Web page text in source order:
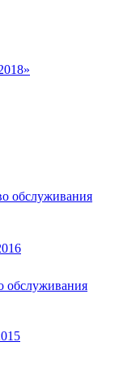
обслуживания
обслуживания